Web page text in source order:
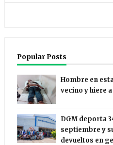
Popular Posts
Hombre en
vecino y hiere
DGM deporta
septiembre y
devueltos en